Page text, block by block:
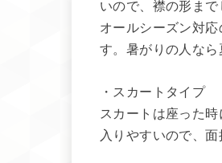
いので、襟の形まで
オールシーズン対
す。暑がりの人なら
・スカートタイプ
スカートは座った
入りやすいので、